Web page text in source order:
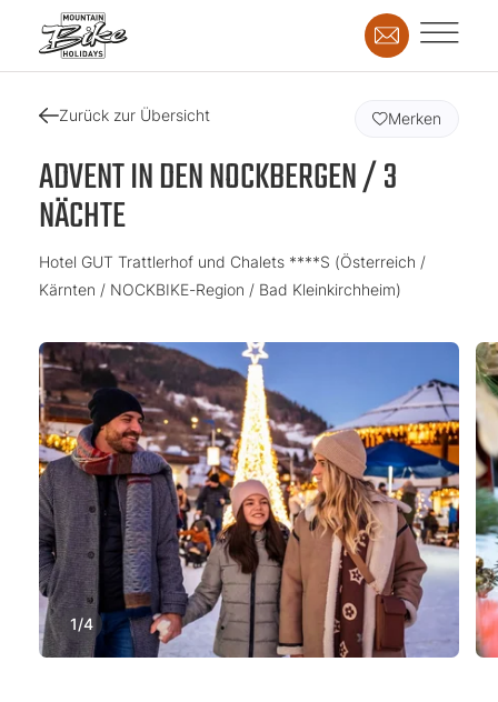
Zurück zur Übersicht
ADVENT IN DEN NOCKBERGEN / 3
NÄCHTE
Hotel GUT Trattlerhof und Chalets ****S (Österreich /
Kärnten / NOCKBIKE-Region / Bad Kleinkirchheim)
Merken
1/4